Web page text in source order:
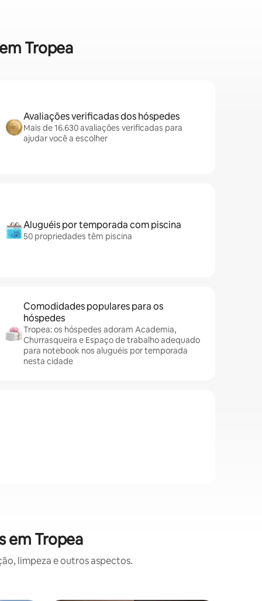
Tropea
Avaliações verificadas dos hóspedes
Mais de 16.630 avaliações verificadas para
ajudar você a escolher
Aluguéis por temporada com piscina
50 propriedades têm piscina
Comodidades populares para os
hóspedes
Tropea: os hóspedes adoram Academia,
Churrasqueira e Espaço de trabalho adequado
para notebook nos aluguéis por temporada
nesta cidade
em Tropea
limpeza e outros aspectos.